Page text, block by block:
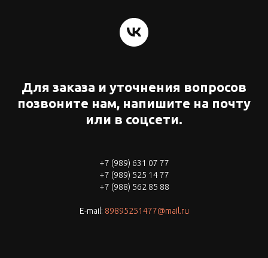
Для заказа и уточнения вопросов
позвоните нам, напишите на почту
или в соцсети.
+7 (989) 631 07 77
+7 (989) 525 14 77
+7 (988) 562 85 88
E-mail: 89895251477@mail.ru